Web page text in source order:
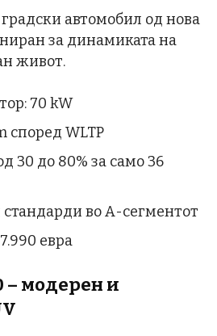
автомобил од нова
за динамиката на
живот.
70 kW
според WLTP
30 до 80% за само 36
стандарди во А-сегментот
евра
– модерен и